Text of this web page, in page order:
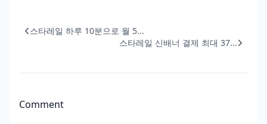
스타레일 하루 10분으로 월 5...
스타레일 신배너 결제 최대 37...
Comment